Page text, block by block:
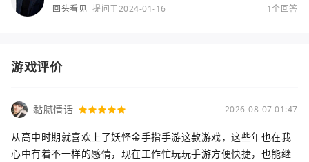
回头看见 提问于2024-01-16 1个回答
游戏评价
黏腻情话 2026-08-07 01:47
从高中时期就喜欢上了妖怪金手指手游这款游戏，这些年也在我
心中有着不一样的感情，现在工作忙玩玩手游方便快捷，也能继